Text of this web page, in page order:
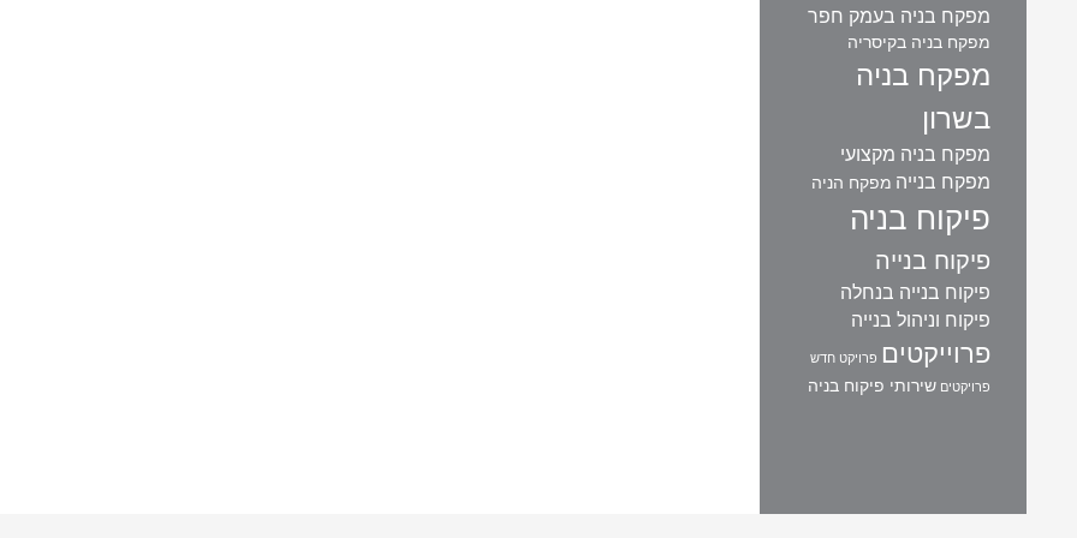
מפקח בניה בעמק חפר
מפקח בניה בקיסריה
מפקח בניה
בשרון
מפקח בניה מקצועי
מפקח בנייה מפקח הניה
פיקוח בניה
פיקוח בנייה
פיקוח בנייה בנחלה
פיקוח וניהול בנייה
פרוייקטים פרויקט חדש
פרויקטים שירותי פיקוח בניה